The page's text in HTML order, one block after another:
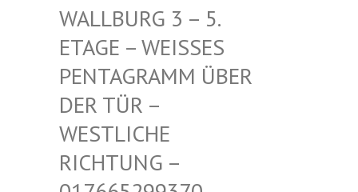
URG 3 – 5. ETAGE
– WEISSES PENTAG
RAMM ÜBER DER TÜ
R – WESTLI
CHE RICHTU
NG – 017665